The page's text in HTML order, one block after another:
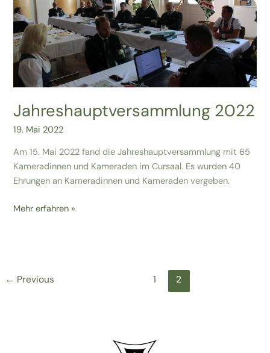
Jahreshauptversammlung 2022
19. Mai 2022
Am 15. Mai 2022 fand die Jahreshauptversammlung mit 65
Kameradinnen und Kameraden im Cursaal. Es wurden 40
Ehrungen an Kameradinnen und Kameraden vergeben.
Mehr erfahren »
← Previous 1 2